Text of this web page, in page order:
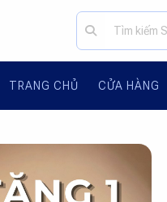
TRANG CHỦ CỬA HÀNG